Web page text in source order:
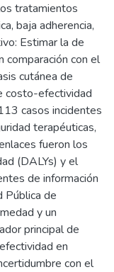
tratamientos
baja adherencia,
Estimar la de
con el
cutánea de
costo-efectividad
casos incidentes
terapéuticas,
fueron los
(DALYs) y el
de información
Pública de
y un
principal de
en
con el